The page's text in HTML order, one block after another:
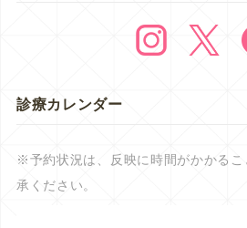
診療カレンダー
※予約状況は、反映に時間がかかるこ
承ください。